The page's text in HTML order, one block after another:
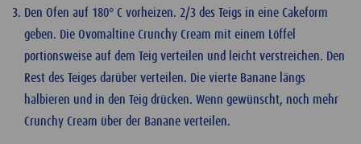
Den Ofen auf 180° C vorheizen. 2/3 des Teigs in eine Cakeform
geben. Die Ovomaltine Crunchy Cream mit einem Löffel
portionsweise auf dem Teig verteilen und leicht verstreichen. Den
Rest des Teiges darüber verteilen. Die vierte Banane längs
halbieren und in den Teig drücken. Wenn gewünscht, noch mehr
Crunchy Cream über der Banane verteilen.